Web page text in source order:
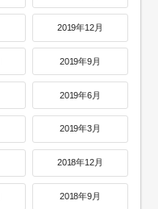
2019年12月
2019年9月
2019年6月
2019年3月
2018年12月
2018年9月